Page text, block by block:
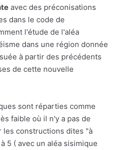
avec des préconisations
dans le code de
l'étude de l'aléa
dans une région donnée
à partir des précédents
de cette nouvelle
sont réparties comme
faible où il n'y a pas de
constructions dites "à
5 ( avec un aléa sisimique